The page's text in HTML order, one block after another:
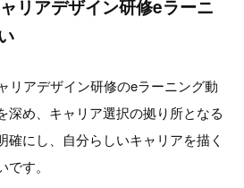
リアデザイン研修eラーニ
リアデザイン研修のeラーニング動
深め、キャリア選択の拠り所となる
確にし、自分らしいキャリアを描く
す。